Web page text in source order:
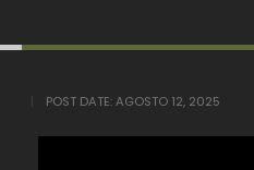
POST DATE:AGOSTO 12, 2025